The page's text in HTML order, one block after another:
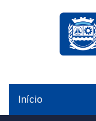
Início